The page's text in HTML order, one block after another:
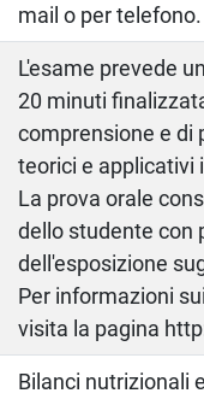
mail o per telefono.
L'esame prevede
20 minuti
comprensione e di
teorici e applicativi
La prova orale
dello studente con
dell'esposizione
Per informazioni
visita la pagina
Bilanci nutrizionali